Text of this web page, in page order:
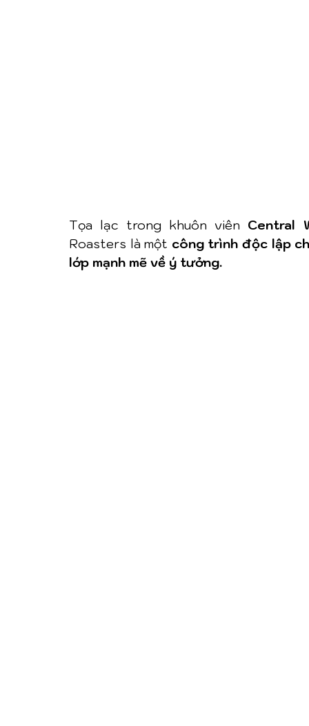
Tọa lạc trong khuôn viên Central
Roasters là một công trình độc lập
lớp mạnh mẽ về ý tưởng.